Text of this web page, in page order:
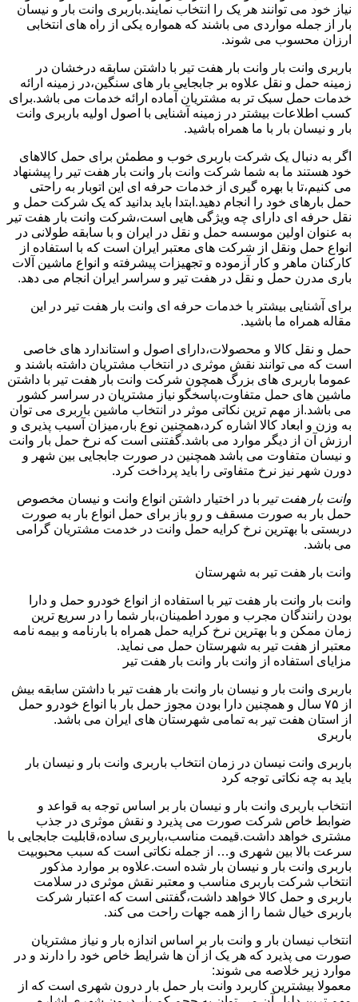
نیاز خود می توانند هر یک را انتخاب نمایند.باربری وانت بار و نیسان
بار از جمله مواردی می باشند که همواره یکی از راه های انتخابی
ارزان محسوب می شوند.
باربری وانت بار وانت بار هفت تیر با داشتن سابقه درخشان در
زمینه حمل و نقل علاوه بر جابجایی بار های سنگین،در زمینه ارائه
خدمات حمل سبک تر به مشتریان آماده ارائه خدمات می باشد.برای
کسب اطلاعات بیشتر در زمینه آشنایی با اصول اولیه باربری وانت
بار و نیسان بار با ما همراه باشید.
اگر به دنبال یک شرکت باربری خوب و مطمئن برای حمل کالاهای
خود هستند ما به شما شرکت وانت بار وانت بار هفت تیر را پیشنهاد
می کنیم،تا با بهره گیری از خدمات حرفه ای این اتوبار به راحتی
حمل بارهای خود را انجام دهید.ابتدا باید بدانید که یک شرکت حمل و
نقل حرفه ای دارای چه ویژگی هایی است،شرکت وانت بار هفت تیر
به عنوان اولین موسسه حمل و نقل در ایران و با سابقه طولانی در
انواع حمل ونقل از شرکت های معتبر ایران است که با استفاده از
کارکنان ماهر و کار آزموده و تجهیزات پیشرفته و انواع ماشین آلات
باری مدرن حمل و نقل در هفت تیر و سراسر ایران انجام می دهد.
برای آشنایی بیشتر با خدمات حرفه ای وانت بار هفت تیر در این
مقاله همراه ما باشید.
حمل و نقل کالا و محصولات،دارای اصول و استاندارد های خاصی
است که می توانند نقش موثری در انتخاب مشتریان داشته باشند و
عموما باربری های بزرگ همچون شرکت وانت بار هفت تیر با داشتن
ماشین های حمل متفاوت،پاسخگو نیاز مشتریان در سراسر کشور
می باشد.از مهم ترین نکاتی موثر در انتخاب ماشین باربری می توان
به وزن و ابعاد کالا اشاره کرد،همچنین نوع بار،میزان آسیب پذیری و
ارزش آن از دیگر موارد می باشد.گفتنی است که نرخ حمل بار وانت
و نیسان متفاوت می باشد همچنین در صورت جابجایی بین شهر و
دورن شهر نیز نرخ متفاوتی را باید پرداخت کرد.
وانت بار هفت تیر با در اختیار داشتن انواع وانت و نیسان مخصوص
حمل بار به صورت مسقف و رو باز برای حمل انواع بار به صورت
دربستی با بهترین نرخ کرایه حمل وانت در خدمت مشتریان گرامی
می باشد.
وانت بار هفت تیر به شهرستان
وانت بار وانت بار هفت تیر با استفاده از انواع خودرو حمل و دارا
بودن رانندگان مجرب و مورد اطمینان،بار شما را در سریع ترین
زمان ممکن و با بهترین نرخ کرایه حمل همراه با بارنامه و بیمه نامه
معتبر از هفت تیر به شهرستان حمل می نماید.
مزایای استفاده از وانت بار وانت بار هفت تیر
باربری وانت بار و نیسان بار وانت بار هفت تیر با داشتن سابقه بیش
از ۷۵ سال و همچنین دارا بودن مجوز حمل بار با انواع خودرو حمل
از استان هفت تیر به تمامی شهرستان های ایران می باشد.
باربری
باربری وانت نیسان در زمان انتخاب باربری وانت بار و نیسان بار
باید به چه نکاتی توجه کرد
انتخاب باربری وانت بار و نیسان بار بر اساس توجه به قواعد و
ضوابط خاص شرکت صورت می پذیرد و نقش موثری در جذب
مشتری خواهد داشت.قیمت مناسب،باربری ساده،قابلیت جابجایی با
سرعت بالا بین شهری و… از جمله نکاتی است که سبب محبوبیت
باربری وانت بار و نیسان بار شده است.علاوه بر موارد مذکور
انتخاب شرکت باربری مناسب و معتبر نقش موثری در سلامت
باربری و حمل کالا خواهد داشت،گفتنی است که اعتبار شرکت
باربری خیال شما را از همه جهات راحت می کند.
انتخاب نیسان بار و وانت بار بر اساس اندازه بار و نیاز مشتریان
صورت می پذیرد که هر یک از آن ها شرایط خاص خود را دارند و در
موارد زیر خلاصه می شوند:
معمولا بیشترین کاربرد وانت بار حمل بار درون شهری است که از